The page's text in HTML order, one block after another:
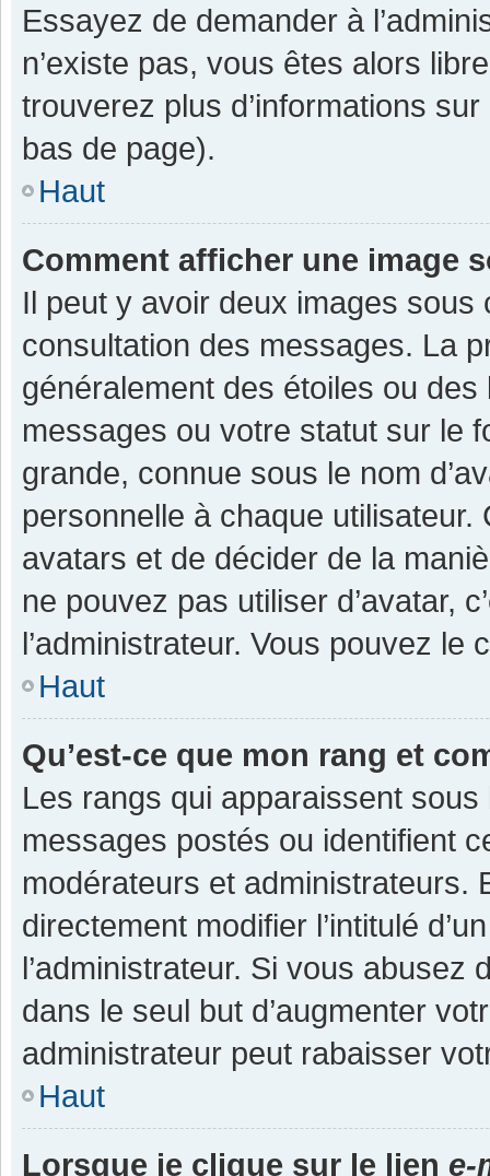
Essayez de demander à
n’existe pas, vous êtes alors
trouverez plus d’informations
bas de page).
Haut
Comment afficher une image
Il peut y avoir deux images sous
consultation des messages. La
généralement des étoiles ou
messages ou votre statut sur le
grande, connue sous le nom
personnelle à chaque utilisateur.
avatars et de décider de la
ne pouvez pas utiliser d’avatar,
l’administrateur. Vous pouvez
Haut
Qu’est-ce que mon rang et
Les rangs qui apparaissent
messages postés ou identifient
modérateurs et administrateurs.
directement modifier l’intitulé
l’administrateur. Si vous
dans le seul but d’augmenter
administrateur peut rabaisser
Haut
Lorsque je clique sur le lien e-